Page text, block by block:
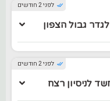
לפני 2 חודשים
גבול הצפון
לפני 2 חודשים
בחשד לניסיון רצח